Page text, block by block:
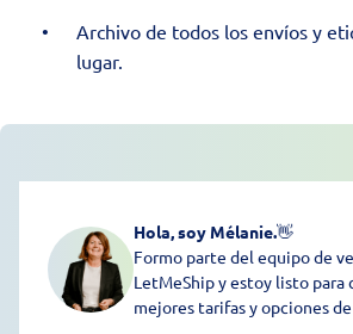
Archivo de todos los envíos y
lugar.
Hola, soy Mélanie.👋
Formo parte del equipo de
LetMeShip y estoy listo para
mejores tarifas y opciones